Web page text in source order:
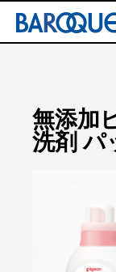
無添加
洗剤 パ